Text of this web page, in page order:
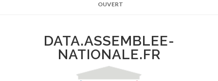
OUVERT
DATA.ASSEMBLEE-
NATIONALE.FR